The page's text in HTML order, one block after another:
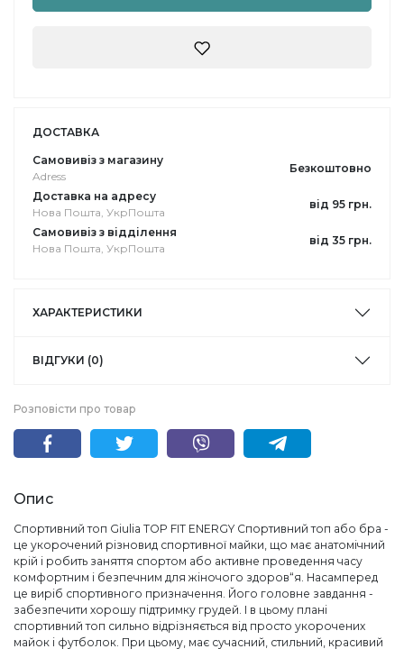
ДОСТАВКА
Самовивіз з магазину
Adress
Безкоштовно
Доставка на адресу
Нова Пошта, УкрПошта
від 95 грн.
Самовивіз з відділення
Нова Пошта, УкрПошта
від 35 грн.
ХАРАКТЕРИСТИКИ
ВІДГУКИ (0)
Розповісти про товар
Опис
Спортивний топ Giulia TOP FIT ENERGY Спортивний топ або бра -
це укорочений різновид спортивної майки, що має анатомічний
крій і робить заняття спортом або активне проведення часу
комфортним і безпечним для жіночого здоров“я. Насамперед
це виріб спортивного призначення. Його головне завдання -
забезпечити хорошу підтримку грудей. І в цьому плані
спортивний топ сильно відрізняється від просто укорочених
майок і футболок. При цьому, має сучасний, стильний, красивий